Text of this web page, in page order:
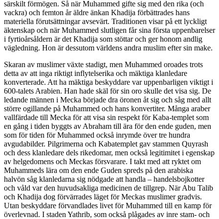
särskilt förmögen. Så när Muhammed gifte sig med den rika (och
vackra) och femton år äldre änkan Khadija förbättrades hans
materiella förutsättningar avsevärt. Traditionen visar på ett lyckligt
äktenskap och när Muhammed slutligen får sina första uppenbarelser
i fyrtioårsåldern är det Khadija som stöttar och ger honom andlig
vägledning. Hon är dessutom världens andra muslim efter sin make.
Skaran av muslimer växte stadigt, men Muhammed oroades trots
detta av att inga riktigt inflytelserika och mäktiga klanledare
konverterade. Att ha mäktiga beskyddare var uppenbarligen viktigt i
600-talets Arabien. Han hade skäl för sin oro skulle det visa sig. De
ledande männen i Mecka började dra öronen åt sig och såg med allt
större ogillande på Muhammed och hans konvertiter. Många araber
vallfärdade till Mecka för att visa sin respekt för Kaba-templet som
en gång i tiden byggts av Abraham till ära för den ende guden, men
som för tiden för Muhammed också inrymde över tre hundra
avgudabilder. Pilgrimerna och Kabatemplet gav stammen Quyrash
och dess klanledare dels rikedomar, men också legitimitet i egenskap
av helgedomens och Meckas försvarare. I takt med att ryktet om
Muhammeds lära om den ende Guden spreds på den arabiska
halvön såg klanledarna sig nödgade att handla – handelsbojkotter
och våld var den huvudsakliga medicinen de tillgrep. När Abu Talib
och Khadija dog förvärrades läget för Meckas muslimer gradvis.
Utan beskyddare förvandlades livet för Muhammed till en kamp för
överlevnad. I staden Yathrib, som också plågades av inre stam- och